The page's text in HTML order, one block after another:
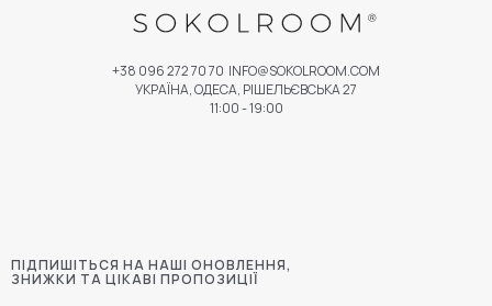
ПІДПИШІТЬСЯ НА НАШІ ОНОВЛЕННЯ,
ЗНИЖКИ ТА ЦІКАВІ ПРОПОЗИЦІЇ
+38 096 272 70 70 INFO@SOKOLROOM.COM
УКРАЇНА, ОДЕСА, РІШЕЛЬЄВСЬКА 27
11:00 - 19:00